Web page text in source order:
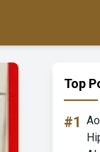
Top
#1